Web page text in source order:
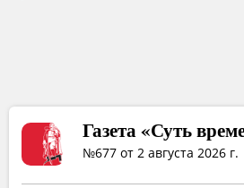
Газета «Суть
№677 от 2 августа 2026 г.